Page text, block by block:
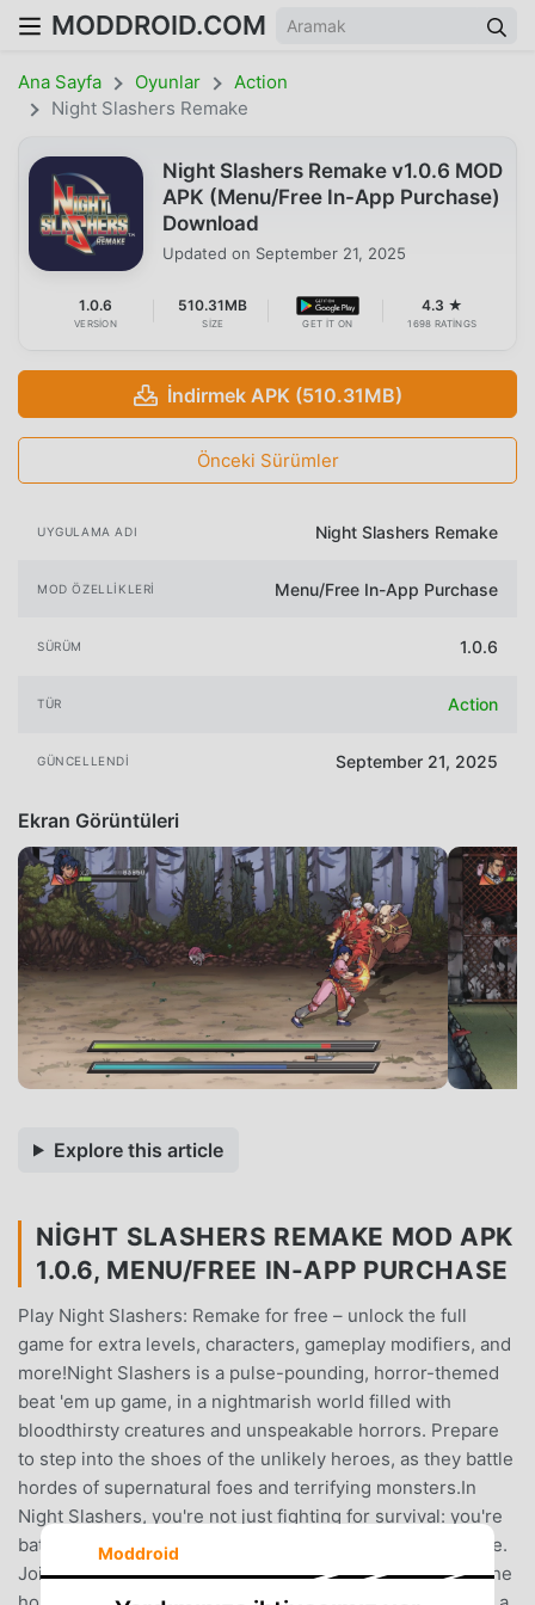
MODDROID.COM
Ana Sayfa Oyunlar
Action
Night Slashers Remake
Night Slashers Remake v1.0.6 MOD
APK (Menu/Free In-App Purchase)
Download
Updated on September 21, 2025
1.0.6
VERSION
510.31MB
SIZE GET IT ON
4.3 ★
1698 RATINGS
İndirmek APK (510.31MB)
Önceki Sürümler
UYGULAMA ADI Night Slashers Remake
MOD ÖZELLIKLERI Menu/Free In-App Purchase
SÜRÜM 1.0.6
TÜR Action
GÜNCELLENDI September 21, 2025
Ekran Görüntüleri
Explore this article
NIGHT SLASHERS REMAKE MOD APK
1.0.6, MENU/FREE IN-APP PURCHASE
Play Night Slashers: Remake for free – unlock the full
game for extra levels, characters, gameplay modifiers, and
more!Night Slashers is a pulse-pounding, horror-themed
beat 'em up game, in a nightmarish world filled with
bloodthirsty creatures and unspeakable horrors. Prepare
to step into the shoes of the unlikely heroes, as they battle
hordes of supernatural foes and terrifying monsters.In
Night Slashers, you're not just fighting for survival: you're
battling to save the world from a supernatural apocalypse.
Join the fight, experience the adrenaline, and embrace the
Moddroid